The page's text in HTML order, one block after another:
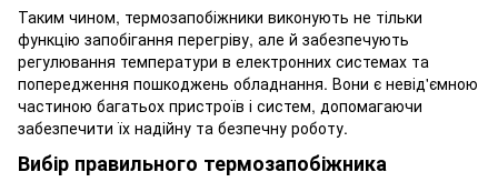
Таким чином, термозапобіжники виконують не тільки
функцію запобігання перегріву, але й забезпечують
регулювання температури в електронних системах та
попередження пошкоджень обладнання. Вони є невід'ємною
частиною багатьох пристроїв і систем, допомагаючи
забезпечити їх надійну та безпечну роботу.
Вибір правильного термозапобіжника